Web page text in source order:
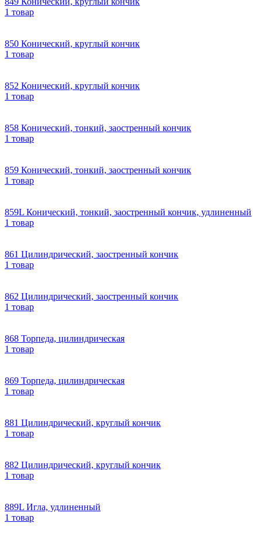
1 товар
850 Конический, круглый кончик
1 товар
852 Конический, круглый кончик
1 товар
858 Конический, тонкий, заостренный кончик
1 товар
859 Конический, тонкий, заостренный кончик
1 товар
859L Конический, тонкий, заостренный кончик, удлиненный
1 товар
861 Цилиндрический, заостренный кончик
1 товар
862 Цилиндрический, заостренный кончик
1 товар
868 Торпеда, цилиндрическая
1 товар
869 Торпеда, цилиндрическая
1 товар
881 Цилиндрический, круглый кончик
1 товар
882 Цилиндрический, круглый кончик
1 товар
889L Игла, удлиненный
1 товар